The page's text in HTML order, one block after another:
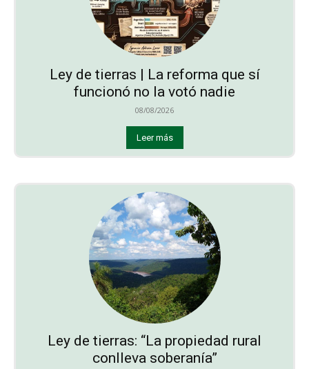
Ley de tierras | La reforma que sí
funcionó no la votó nadie
08/08/2026
Leer más
Ley de tierras: “La propiedad rural
conlleva soberanía”